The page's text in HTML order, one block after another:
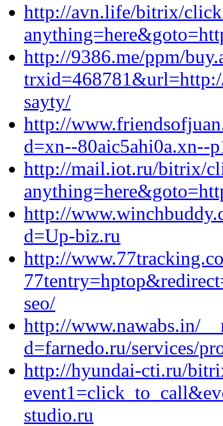
http://avn.life/bitrix/
http://9386.me/ppm/
sayty/
http://
d=xn--80aic5ahi0a.xn--
http://mail.iot.ru/bitrix/
http://
d=Up-biz.ru
http://
seo/
http://www.nawabs.in/
d=farnedo.ru/services/
http://hyundai-cti.ru/
studio.ru